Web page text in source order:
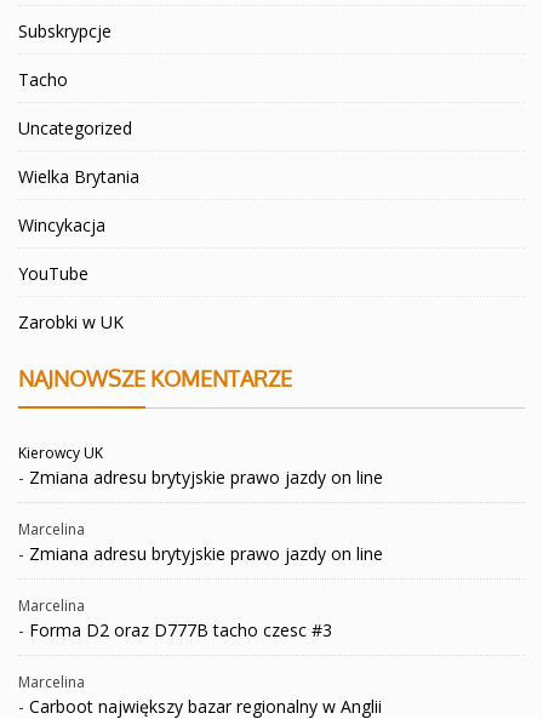
Subskrypcje
Tacho
Uncategorized
Wielka Brytania
Wincykacja
YouTube
Zarobki w UK
NAJNOWSZE KOMENTARZE
Kierowcy UK
- Zmiana adresu brytyjskie prawo jazdy on line
Marcelina
- Zmiana adresu brytyjskie prawo jazdy on line
Marcelina
- Forma D2 oraz D777B tacho czesc #3
Marcelina
- Carboot największy bazar regionalny w Anglii